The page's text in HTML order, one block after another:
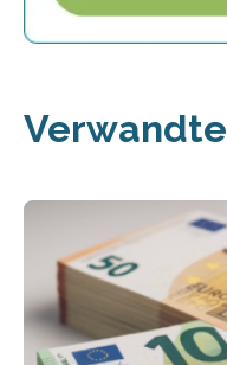
Verwandte